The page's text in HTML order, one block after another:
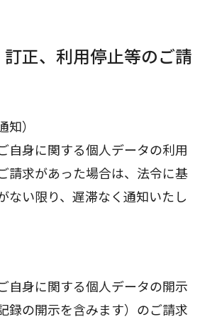
正、利用停止等のご請
知）
自身に関する個人データの利用
請求があった場合は、法令に基
ない限り、遅滞なく通知いたし
自身に関する個人データの開示
録の開示を含みます）のご請求